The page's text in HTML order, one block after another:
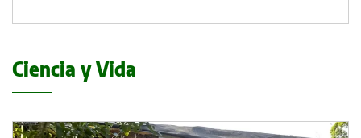
Ciencia y Vida